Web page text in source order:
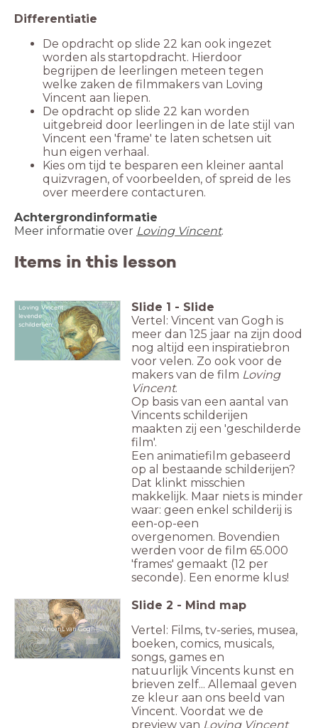
Differentiatie
De opdracht op slide 22 kan ook ingezet
worden als startopdracht. Hierdoor
begrijpen de leerlingen meteen tegen
welke zaken de filmmakers van Loving
Vincent aan liepen.
De opdracht op slide 22 kan worden
uitgebreid door leerlingen in de late stijl van
Vincent een 'frame' te laten schetsen uit
hun eigen verhaal.
Kies om tijd te besparen een kleiner aantal
quizvragen, of voorbeelden, of spreid de les
over meerdere contacturen.
Achtergrondinformatie
Meer informatie over Loving Vincent.
Items in this lesson
Lov
Loving Vincent:
levende
schilderijen
Slide 1 - Slide
Vertel: Vincent van Gogh is
meer dan 125 jaar na zijn dood
nog altijd een inspiratiebron
voor velen. Zo ook voor de
makers van de film Loving
Vincent.
Op basis van een aantal van
Vincents schilderijen
maakten zij een 'geschilderde
film'.
Een animatiefilm gebaseerd
op al bestaande schilderijen?
Dat klinkt misschien
makkelijk. Maar niets is minder
waar: geen enkel schilderij is
een-op-een
overgenomen. Bovendien
werden voor de film 65.000
'frames' gemaakt (12 per
seconde). Een enorme klus!
Vincent van Gogh
Slide 2 - Mind map
Vertel: Films, tv-series, musea,
boeken, comics, musicals,
songs, games en
natuurlijk Vincents kunst en
brieven zelf... Allemaal geven
ze kleur aan ons beeld van
Vincent. Voordat we de
preview van Loving Vincent